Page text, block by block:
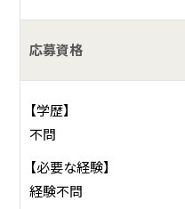
6.水上バイクレンタル。
8.廃船及び船舶解体作業。
9.飲食店（併設カフェ）。
グサポート業務等・・・多
ービス提供を目指し精一杯
応募資格
【学歴】
不問
【必要な経験】
経験不問